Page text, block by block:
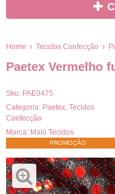
Home Tecidos Confecção
Paetex Vermelho
Sku: PAE0475
Categoria: Paetex Tecidos
Confecção
Marca: Malú Tecidos
PROMOÇÃO